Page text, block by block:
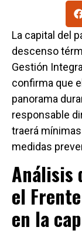
La capital del
descenso
Gestión
confirma que el
panorama
responsable
traerá
medidas
Análisis
el
en la